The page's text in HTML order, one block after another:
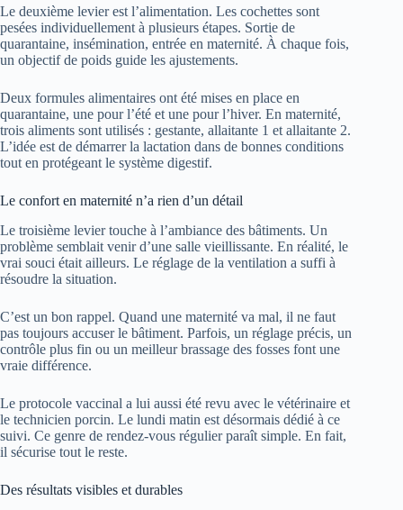
Le deuxième levier est l’alimentation. Les cochettes sont
pesées individuellement à plusieurs étapes. Sortie de
quarantaine, insémination, entrée en maternité. À chaque fois,
un objectif de poids guide les ajustements.
Deux formules alimentaires ont été mises en place en
quarantaine, une pour l’été et une pour l’hiver. En maternité,
trois aliments sont utilisés : gestante, allaitante 1 et allaitante 2.
L’idée est de démarrer la lactation dans de bonnes conditions
tout en protégeant le système digestif.
Le confort en maternité n’a rien d’un détail
Le troisième levier touche à l’ambiance des bâtiments. Un
problème semblait venir d’une salle vieillissante. En réalité, le
vrai souci était ailleurs. Le réglage de la ventilation a suffi à
résoudre la situation.
C’est un bon rappel. Quand une maternité va mal, il ne faut
pas toujours accuser le bâtiment. Parfois, un réglage précis, un
contrôle plus fin ou un meilleur brassage des fosses font une
vraie différence.
Le protocole vaccinal a lui aussi été revu avec le vétérinaire et
le technicien porcin. Le lundi matin est désormais dédié à ce
suivi. Ce genre de rendez-vous régulier paraît simple. En fait,
il sécurise tout le reste.
Des résultats visibles et durables